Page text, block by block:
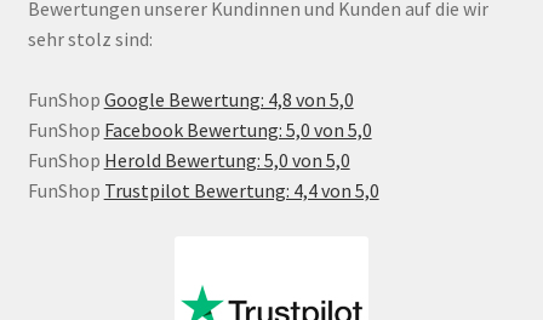
Bewertungen unserer Kundinnen und Kunden auf die wir
sehr stolz sind:
FunShop Google Bewertung: 4,8 von 5,0
FunShop Facebook Bewertung: 5,0 von 5,0
FunShop Herold Bewertung: 5,0 von 5,0
FunShop Trustpilot Bewertung: 4,4 von 5,0